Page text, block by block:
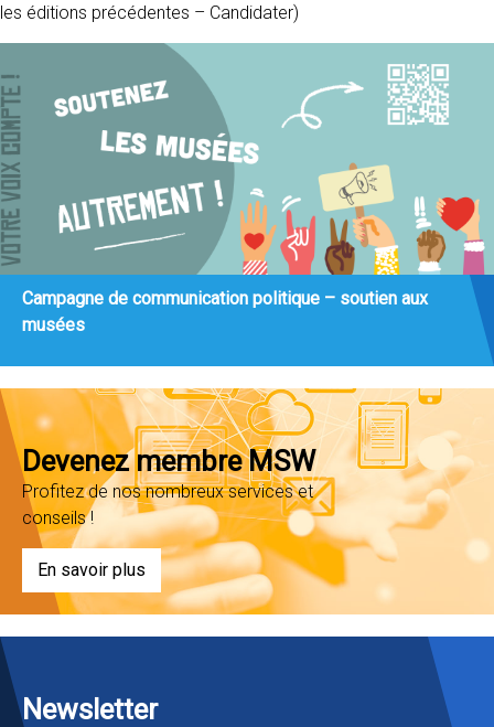
les éditions précédentes – Candidater)
Campagne de communication politique – soutien aux
musées
Devenez membre MSW
Profitez de nos nombreux services et
conseils !
En savoir plus
Newsletter